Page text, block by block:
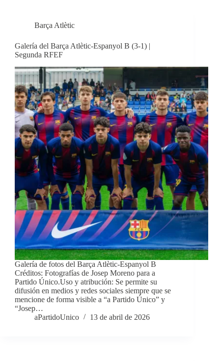
Barça Atlètic
Galería del Barça Atlètic-Espanyol B (3-1) |
Segunda RFEF
Galería de fotos del Barça Atlètic-Espanyol B
Créditos: Fotografías de Josep Moreno para a
Partido Único.Uso y atribución: Se permite su
difusión en medios y redes sociales siempre que se
mencione de forma visible a “a Partido Único” y
“Josep…
aPartidoUnico
13 de abril de 2026